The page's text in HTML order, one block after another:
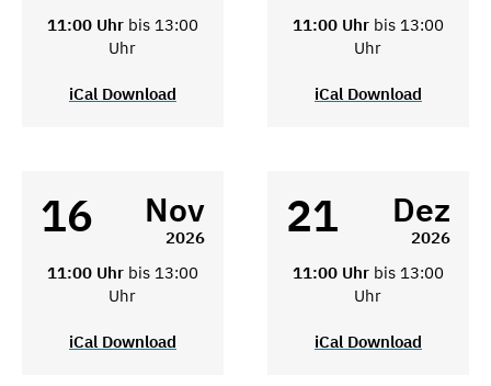
11:00 Uhr bis 13:00
Uhr
iCal Download
11:00 Uhr bis 13:00
Uhr
iCal Download
16 Nov
2026
11:00 Uhr bis 13:00
Uhr
iCal Download
21 Dez
2026
11:00 Uhr bis 13:00
Uhr
iCal Download